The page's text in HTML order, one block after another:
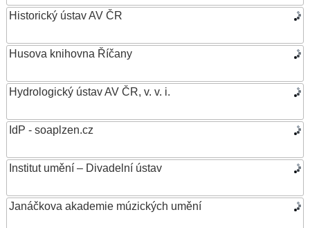
Historický ústav AV ČR
Husova knihovna Říčany
Hydrologický ústav AV ČR, v. v. i.
IdP - soaplzen.cz
Institut umění – Divadelní ústav
Janáčkova akademie múzických umění